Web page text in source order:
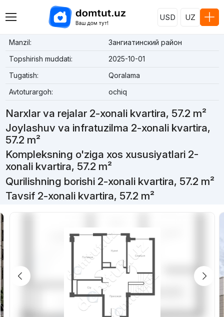
USD UZ
Manzil:
Зангиатинский район
Topshirish muddati:
2025-10-01
Tugatish:
Qoralama
Avtoturargoh:
ochiq
Narxlar va rejalar 2-xonali kvartira, 57.2 m²
Joylashuv va infratuzilma 2-xonali kvartira,
57.2 m²
Kompleksning o'ziga xos xususiyatlari 2-
xonali kvartira, 57.2 m²
Qurilishning borishi 2-xonali kvartira, 57.2 m²
Tavsif 2-xonali kvartira, 57.2 m²